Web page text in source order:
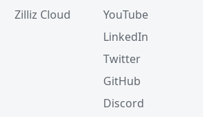
Zilliz Cloud
YouTube
LinkedIn
Twitter
GitHub
Discord